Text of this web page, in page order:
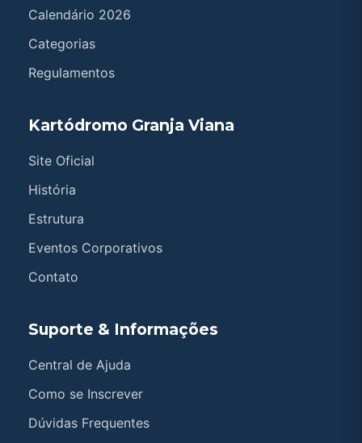
Calendário 2026
Categorias
Regulamentos
Kartódromo Granja Viana
Site Oficial
História
Estrutura
Eventos Corporativos
Contato
Suporte & Informações
Central de Ajuda
Como se Inscrever
Dúvidas Frequentes